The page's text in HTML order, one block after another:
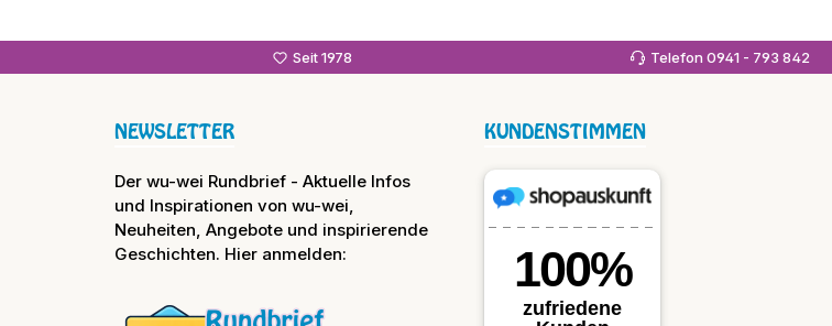
Seit 1978 Telefon 0941 - 793 842
NEWSLETTER
Der wu-wei Rundbrief - Aktuelle Infos
und Inspirationen von wu-wei,
Neuheiten, Angebote und inspirierende
Geschichten. Hier anmelden:
KUNDENSTIMMEN